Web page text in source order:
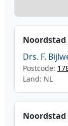
Drs. F.
Postcode:
Land: NL